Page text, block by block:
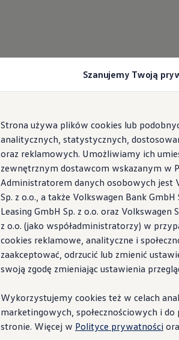
Szanujemy Twoją
Strona używa plików cookies lub
analitycznych, statystycznych,
oraz reklamowych. Umożliwiamy ich
zewnętrznym dostawcom wskazanym w
Administratorem danych osobowych jest
Sp. z o.o., a także Volkswagen Bank GmbH
Leasing GmbH Sp. z o.o. oraz Volkswagen
z o.o. (jako współadministratorzy) w
cookies reklamowe, analityczne i
zaakceptować, odrzucić lub zmienić
swoją zgodę zmieniając ustawienia
Wykorzystujemy cookies też w celach
marketingowych, społecznościowych i do
stronie. Więcej w Polityce prywatności